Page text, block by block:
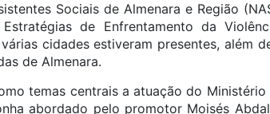
Sociais de Almenara e Região
de Enfrentamento da
cidades estiveram presentes, além
de Almenara.
temas centrais a atuação do
abordado pelo promotor Moisés